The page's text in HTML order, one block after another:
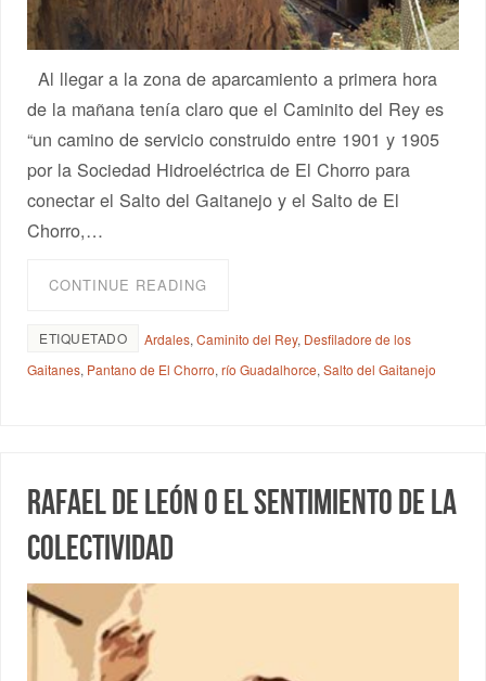
Al llegar a la zona de aparcamiento a primera hora
de la mañana tenía claro que el Caminito del Rey es
“un camino de servicio construido entre 1901 y 1905
por la Sociedad Hidroeléctrica de El Chorro para
conectar el Salto del Gaitanejo y el Salto de El
Chorro,…
CONTINUE READING
ETIQUETADO Ardales,Caminito del Rey, Desfiladore de los
Gaitanes, Pantano de El Chorro,río Guadalhorce,Salto del Gaitanejo
Rafael de León o el sentimiento de la
colectividad